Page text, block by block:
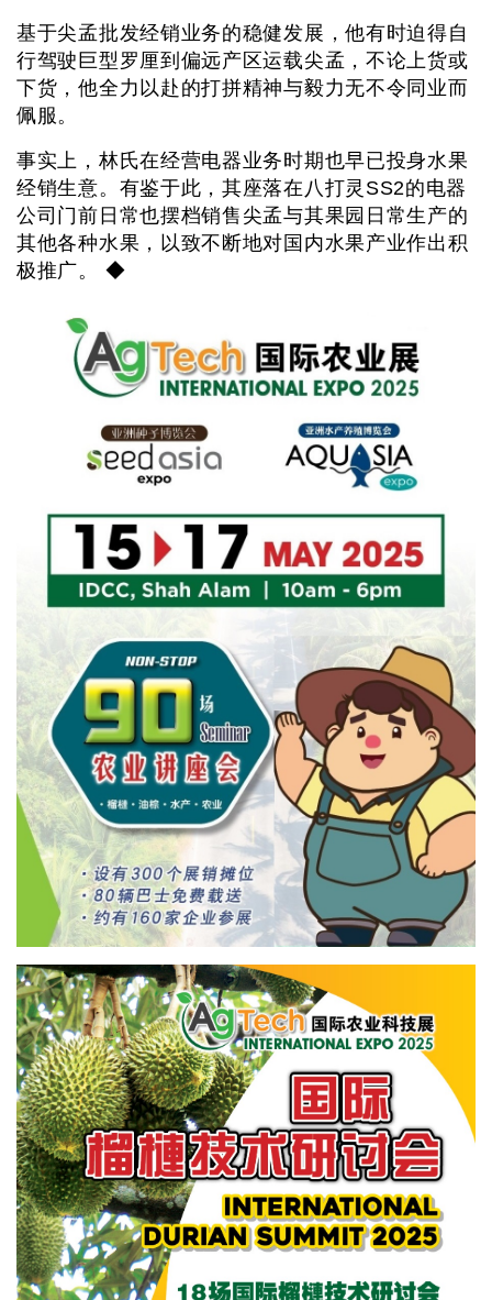
基于尖孟批发经销业务的稳健发展，他有时迫得自
行驾驶巨型罗厘到偏远产区运载尖孟，不论上货或
下货，他全力以赴的打拼精神与毅力无不令同业而
佩服。
事实上，林氏在经营电器业务时期也早已投身水果
经销生意。有鉴于此，其座落在八打灵SS2的电器
公司门前日常也摆档销售尖孟与其果园日常生产的
其他各种水果，以致不断地对国内水果产业作出积
极推广。 ◆